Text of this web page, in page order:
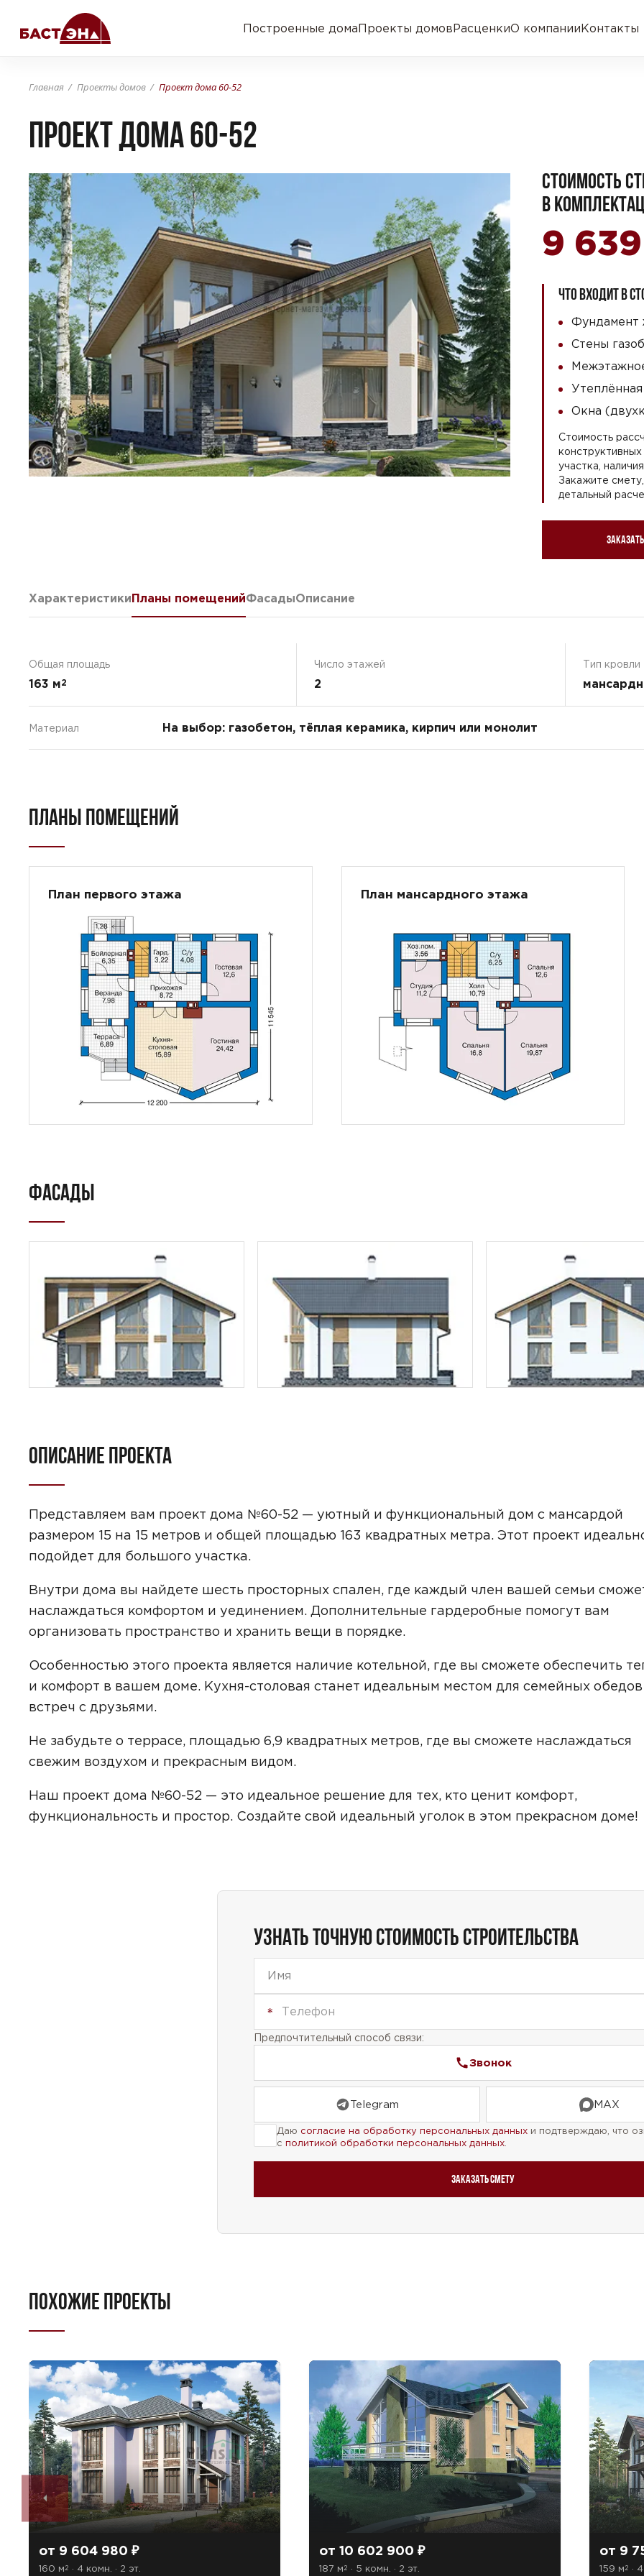
Построенные домаПроекты домовРасценкиО компанииКонтакты
Главная Проекты домов Проект дома 60-52
Проект дома 60-52
СТОИМОСТЬ
В
9
ЧТО ВХОДИТ В
Фундамент
Стены
Окна
Стоимость
участка,
Закажите
детальный
ХарактеристикиПланы помещенийФасадыОписание
Общая площадь
163 м2
Число этажей
2
Тип кровли
Материал На выбор: газобетон, тёплая керамика, кирпич или монолит
ПЛАНЫ ПОМЕЩЕНИЙ
План первого этажа План мансардного этажа
ФАСАДЫ
ОПИСАНИЕ ПРОЕКТА
Представляем вам проект дома №60-52 — уютный и функциональный дом с мансардой
размером 15 на 15 метров и общей площадью 163 квадратных метра. Этот проект
подойдет для большого участка.
Внутри дома вы найдете шесть просторных спален, где каждый член вашей семьи
наслаждаться комфортом и уединением. Дополнительные гардеробные помогут вам
организовать пространство и хранить вещи в порядке.
Особенностью этого проекта является наличие котельной, где вы сможете обеспечить
и комфорт в вашем доме. Кухня-столовая станет идеальным местом для семейных
встреч с друзьями.
Не забудьте о террасе, площадью 6,9 квадратных метров, где вы сможете наслаждаться
свежим воздухом и прекрасным видом.
Наш проект дома №60-52 — это идеальное решение для тех, кто ценит комфорт,
функциональность и простор. Создайте свой идеальный уголок в этом прекрасном доме!
УЗНАТЬ ТОЧНУЮ СТОИМОСТЬ СТРОИТЕЛЬСТВА
Предпочтительный способ связи:
Звонок
Telegram MAX
Даю согласие на обработку персональных данных и подтверждаю, что
с политикой обработки персональных данных
Заказать смету
ПОХОЖИЕ ПРОЕКТЫ
от 9 604 980 ₽
160 м 2 · 4 комн. · 2 эт.
от 10 602 900 ₽
187 м 2 · 5 комн. · 2 эт.
от 9
159 м 2 ·
Предпочтительный способ связи:
Звонок
Даюсогласие на обработку персональных данных и подтверждаю, что
сполитикой обработки персональных данных